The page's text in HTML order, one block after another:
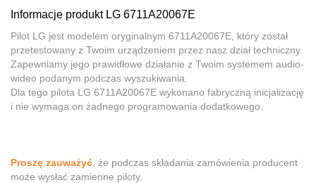
Informacje produkt LG 6711A20067E
Pilot LG jest modelem oryginalnym 6711A20067E, który został
przetestowany z Twoim urządzeniem przez nasz dział techniczny.
Zapewniamy jego prawidłowe działanie z Twoim systemem audio-
wideo podanym podczas wyszukiwania.
Dla tego pilota LG 6711A20067E wykonano fabryczną inicjalizację
i nie wymaga on żadnego programowania dodatkowego.
Proszę zauważyć , że podczas składania zamówienia producent
może wysłać zamienne piloty.